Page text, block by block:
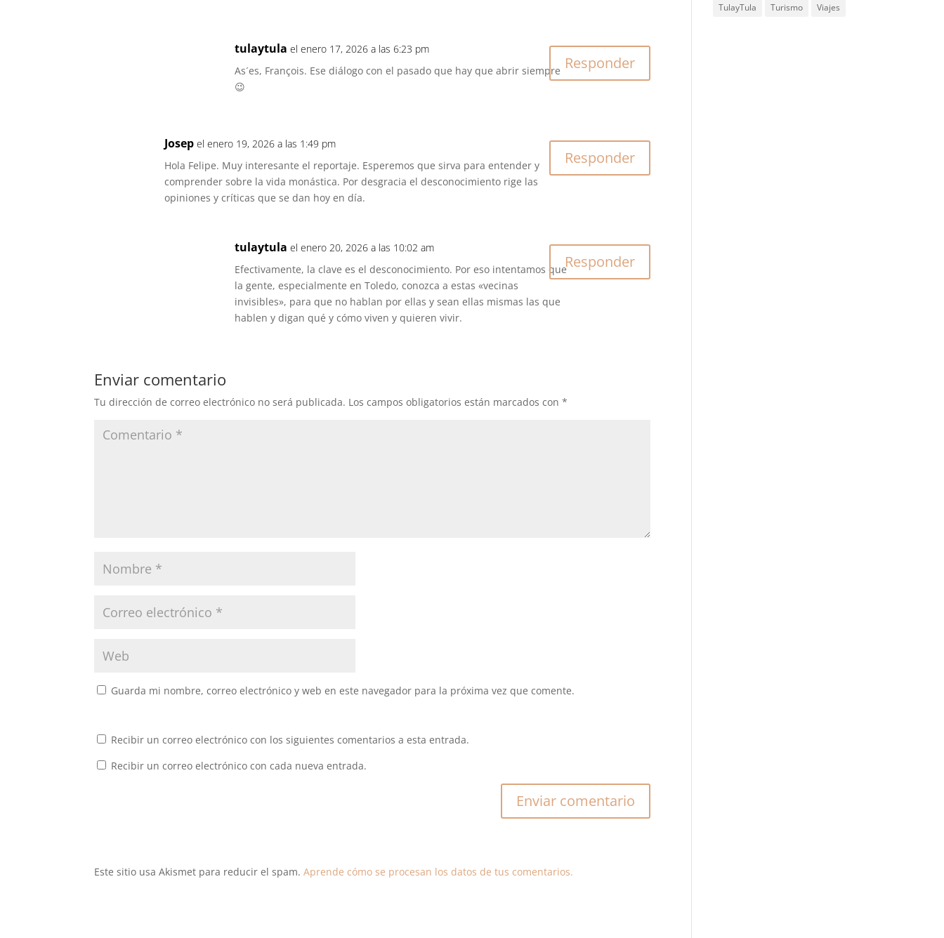
tulaytula el enero 17, 2026 a las 6:23 pm
As´es, François. Ese diálogo con el pasado que hay que abrir siempre
😉
Responder
Josep el enero 19, 2026 a las 1:49 pm
Hola Felipe. Muy interesante el reportaje. Esperemos que sirva para entender y
comprender sobre la vida monástica. Por desgracia el desconocimiento rige las
opiniones y críticas que se dan hoy en día.
Responder
tulaytula el enero 20, 2026 a las 10:02 am
Efectivamente, la clave es el desconocimiento. Por eso intentamos que
la gente, especialmente en Toledo, conozca a estas «vecinas
invisibles», para que no hablan por ellas y sean ellas mismas las que
hablen y digan qué y cómo viven y quieren vivir.
Responder
Enviar comentario
Tu dirección de correo electrónico no será publicada. Los campos obligatorios están marcados con*
Guarda mi nombre, correo electrónico y web en este navegador para la próxima vez que comente.
Recibir un correo electrónico con los siguientes comentarios a esta entrada.
Recibir un correo electrónico con cada nueva entrada.
Este sitio usa Akismet para reducir el spam.Aprende cómo se procesan los datos de tus comentarios.
TulayTula
Turismo Viajes